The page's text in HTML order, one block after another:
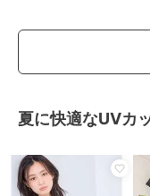
夏に快適なUVカ